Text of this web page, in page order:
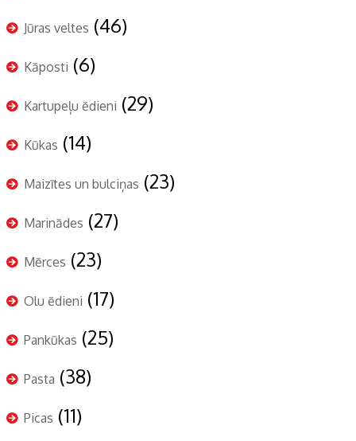
Jūras veltes (46)
Kāposti (6)
Kartupeļu ēdieni (29)
Kūkas (14)
Maizītes un bulciņas (23)
Marinādes (27)
Mērces (23)
Olu ēdieni (17)
Pankūkas (25)
Pasta (38)
Picas (11)